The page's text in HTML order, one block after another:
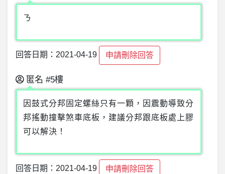
ㄋ
回答日期：2021-04-19 申請刪除回答
匿名 #5樓
因鼓式分邦固定螺絲只有一顆，因震動導致分
邦搖動撞擊煞車底板，建議分邦跟底板處上膠
可以解決！
回答日期：2021-04-19 申請刪除回答